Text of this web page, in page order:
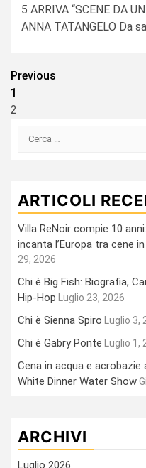
5 ARRIVA “SCENE DA
ANNA TATANGELO Da
Paginazione
degli
Previous
1
2
Ricerca
ARTICOLI
Villa ReNoir compie 10
incanta l’Europa tra cene
29, 2026
Chi è Big Fish: Biografia,
Hip-Hop
Luglio 23, 2026
Chi è Sienna Spiro Luglio 3,
Chi è Gabry Ponte Luglio 1,
Cena in acqua e acrobazie
White Dinner Water Show
ARCHIVI
Luglio 2026